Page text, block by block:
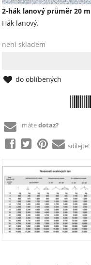
2-hák lanový průměr 20
Hák lanový.
není skladem
do oblíbených
mátedotaz?
sdílejte!